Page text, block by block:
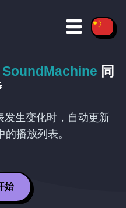
SoundMachine 同
发生变化时，自动更新
的播放列表。
始